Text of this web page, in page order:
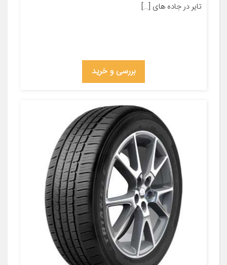
تایر در جاده های […]
بررسی و خرید